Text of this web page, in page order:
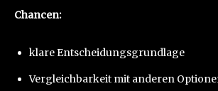
Chancen:
klare Entscheidungsgrundlage
Vergleichbarkeit mit anderen